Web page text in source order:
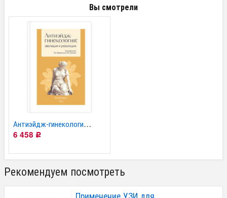
Вы смотрели
Антиэйдж-гинекология:...
6 458 Р
Рекомендуем посмотреть